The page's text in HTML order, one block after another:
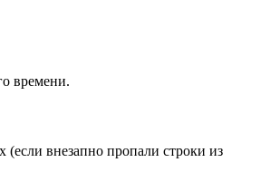
времени.
внезапно пропали строки из